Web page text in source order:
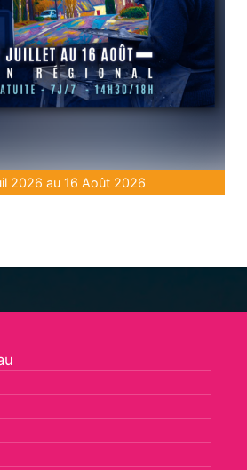
2026 au 16 Août 2026